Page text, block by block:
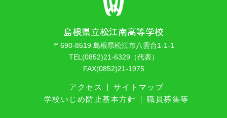
島根県立松江南高等学校
〒690-8519 島根県松江市八雲台1-1-1
TEL(0852)21-6329（代表）
FAX(0852)21-1975
アクセス
サイトマップ
学校いじめ防止基本方針
職員募集等